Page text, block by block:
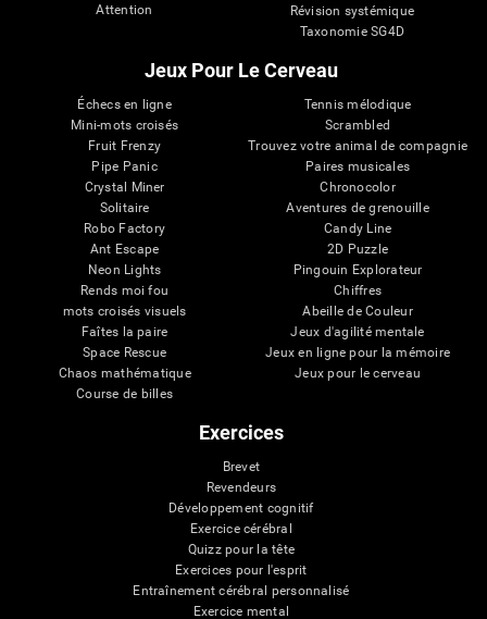
Attention
Révision systémique
Taxonomie SG4D
Jeux Pour Le Cerveau
Échecs en ligne
Mini-mots croisés
Fruit Frenzy
Pipe Panic
Crystal Miner
Solitaire
Robo Factory
Ant Escape
Neon Lights
Rends moi fou
mots croisés visuels
Faîtes la paire
Space Rescue
Chaos mathématique
Course de billes
Tennis mélodique
Scrambled
Trouvez votre animal de compagnie
Paires musicales
Chronocolor
Aventures de grenouille
Candy Line
2D Puzzle
Pingouin Explorateur
Chiffres
Abeille de Couleur
Jeux d'agilité mentale
Jeux en ligne pour la mémoire
Jeux pour le cerveau
Exercices
Brevet
Revendeurs
Développement cognitif
Exercice cérébral
Quizz pour la tête
Exercices pour l'esprit
Entraînement cérébral personnalisé
Exercice mental